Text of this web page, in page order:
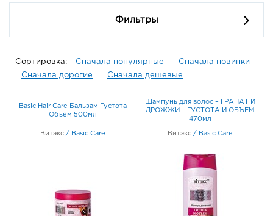
Фильтры
Сортировка: Сначала популярные
Сначала новинки
Сначала дорогие
Сначала дешевые
Basic Hair Care Бальзам Густота
Объём 500мл
Витэкс / Basic Care
Шампунь для волос – ГРАНАТ И
ДРОЖЖИ – ГУСТОТА И ОБЪЕМ
470мл
Витэкс / Basic Care